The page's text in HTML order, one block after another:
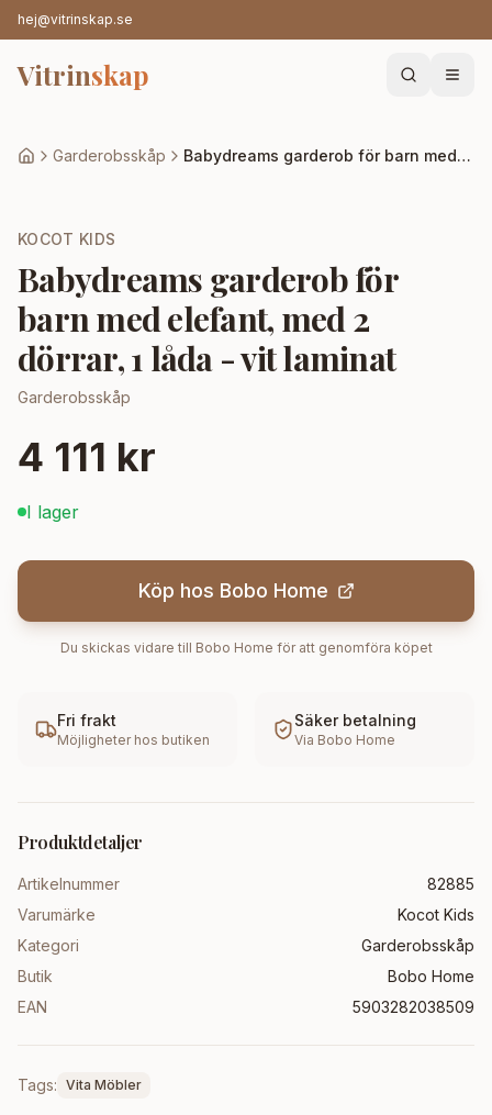
hej@vitrinskap.se
Vitrinskap
Garderobsskåp Babydreams garderob för barn med elefant, med 2 dörrar, 1 låda - vit laminat
KOCOT KIDS
Babydreams garderob för
barn med elefant, med 2
dörrar, 1 låda - vit laminat
Garderobsskåp
4 111 kr
I lager
Köp hos Bobo Home
Du skickas vidare till Bobo Home för att genomföra köpet
Fri frakt
Möjligheter hos butiken
Säker betalning
Via Bobo Home
Produktdetaljer
Artikelnummer
82885
Varumärke
Kocot Kids
Kategori
Garderobsskåp
Butik
Bobo Home
EAN
5903282038509
Tags: Vita Möbler